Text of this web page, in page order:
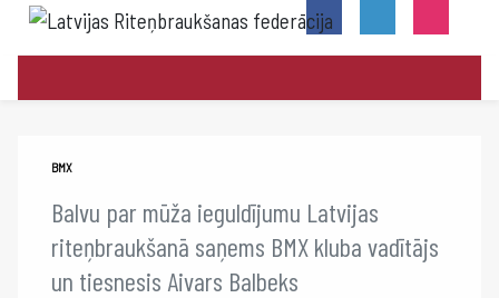
BMX
Balvu par mūža ieguldījumu Latvijas
riteņbraukšanā saņems BMX kluba vadītājs
un tiesnesis Aivars Balbeks